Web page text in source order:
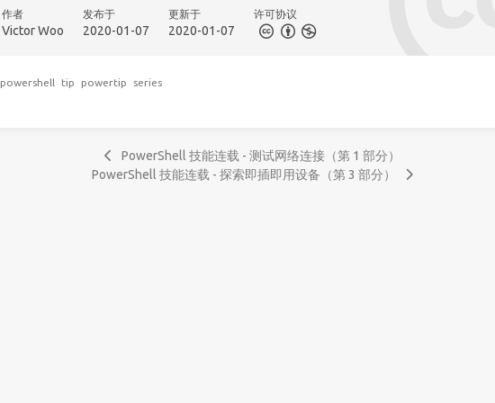
作者
Victor Woo
发布于
2020-01-07
更新于
2020-01-07
许可协议
powershell tip powertip series
PowerShell 技能连载 - 测试网络连接（第 1 部分）
PowerShell 技能连载 - 探索即插即用设备（第 3 部分）